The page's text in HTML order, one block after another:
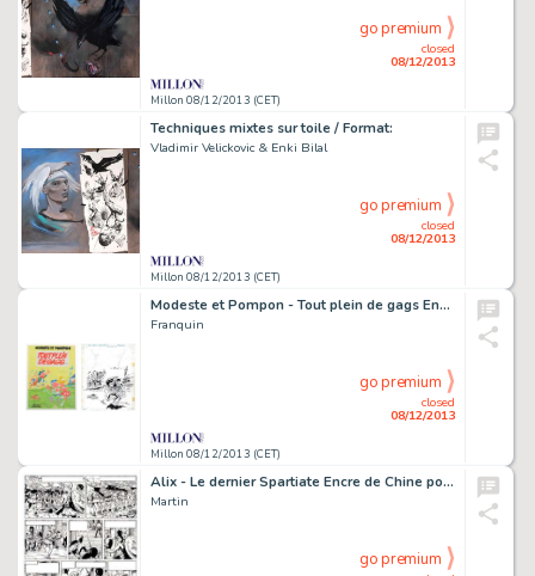
Millon 08/12/2013 (CET)
closed
08/12/2013
go premium
Techniques mixtes sur toile / Format:
Vladimir Velickovic & Enki Bilal
Millon 08/12/2013 (CET)
closed
08/12/2013
go premium
Modeste et Pompon - Tout plein de gags Encre de Chine pour la
Franquin
Millon 08/12/2013 (CET)
closed
08/12/2013
go premium
Alix - Le dernier Spartiate Encre de Chine pour la planche 49 de
Martin
go premium